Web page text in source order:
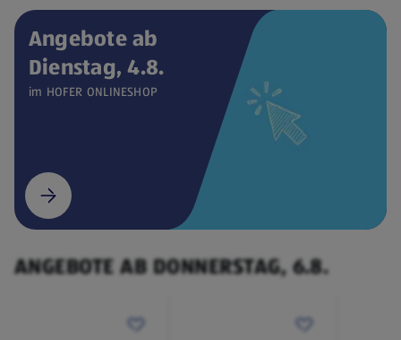
Verfügbar seit 04.08.2026
ONLINESHOP
€ 449,00
Angebote ab
Dienstag, 4.8.
im HOFER ONLINESHOP
(öffnet in einem neuen Tab)
ANGEBOTE AB DONNERSTAG, 6.8.